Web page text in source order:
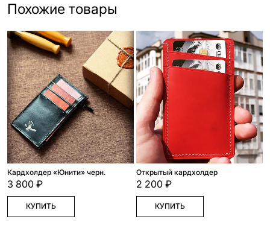
Похожие товары
Кардхолдер «Юнити» черн.
3 800 ₽
КУПИТЬ
Открытый кардхолдер
2 200 ₽
КУПИТЬ